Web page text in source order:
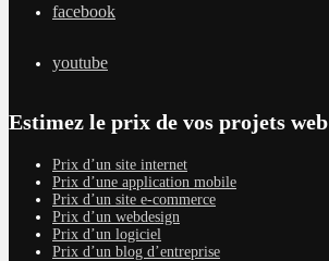
facebook
youtube
Estimez le prix de vos projets web
Prix d’un site internet
Prix d’une application mobile
Prix d’un site e-commerce
Prix d’un webdesign
Prix d’un logiciel
Prix d’un blog d’entreprise